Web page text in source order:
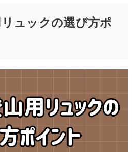
ュックの選び方ポ